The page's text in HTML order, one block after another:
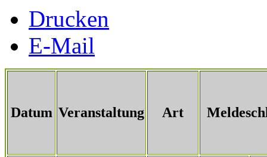
Drucken
E-Mail
Datum Veranstaltung Art